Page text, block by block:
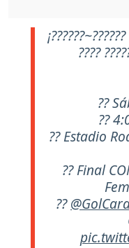
????
??
??
?? Estadio
?? Final
??